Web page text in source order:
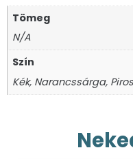
Tömeg
N/A
Szín
Kék, Narancssárga,